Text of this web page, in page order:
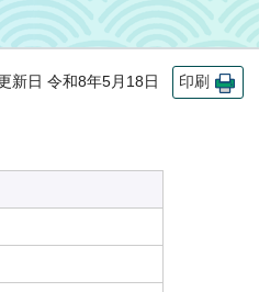
日 令和8年5月18日 印刷